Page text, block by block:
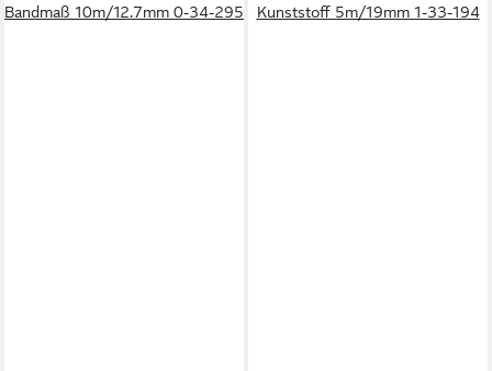
Bandmaß 10m/12.7mm 0-34-295
Kunststoff 5m/19mm 1-33-194